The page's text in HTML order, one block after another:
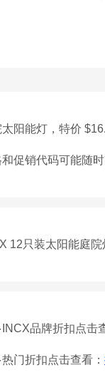
太阳能灯，特价
促销代码可能随
12只装太阳能庭
品牌折扣点击
门折扣点击查看：